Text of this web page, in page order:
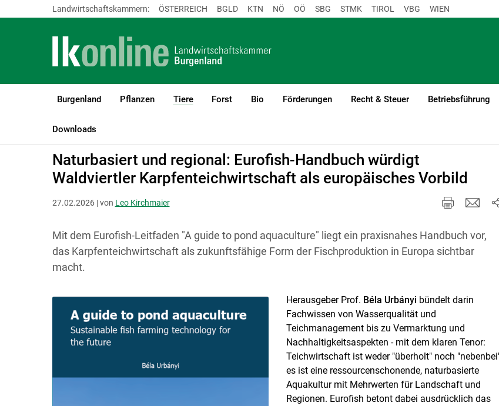
Landwirtschaftskammern: ÖSTERREICH BGLD KTN NÖ OÖ SBG STMK TIROL VBG WIEN
Burgenland Pflanzen Tiere
(current)1
Forst Bio Förderungen Recht & Steuer Betriebsführung
Downloads
LK Burgenland
Naturbasiert und regional: Eurofish-Handbuch würdigt
Waldviertler Karpfenteichwirtschaft als europäisches Vorbild
27.02.2026 | von Leo Kirchmaier
Mit dem Eurofish-Leitfaden "A guide to pond aquaculture" liegt ein praxisnahes Handbuch vor,
das Karpfenteichwirtschaft als zukunftsfähige Form der Fischproduktion in Europa sichtbar
macht.
Herausgeber Prof. Béla Urbányi bündelt darin
Fachwissen von Wasserqualität und
Teichmanagement bis zu Vermarktung und
Nachhaltigkeitsaspekten - mit dem klaren Tenor:
Teichwirtschaft ist weder "überholt" noch
es ist eine ressourcenschonende, naturbasierte
Aquakultur mit Mehrwerten für Landschaft und
Regionen. Eurofish betont dabei ausdrücklich das